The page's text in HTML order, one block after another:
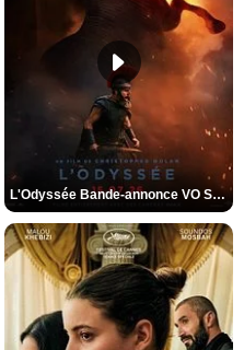
L'Odyssée Bande-annonce VO STFR